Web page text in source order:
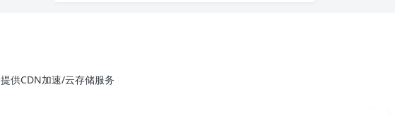
提供CDN加速/云存储服务